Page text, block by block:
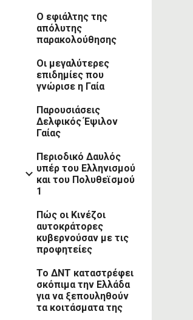
Ο εφιάλτης της
απόλυτης
παρακολούθησης
Οι μεγαλύτερες
επιδημίες που
γνώρισε η Γαία
Παρουσιάσεις
Δελφικός Έψιλον
Γαίας
Περιοδικό Δαυλός
υπέρ του Ελληνισμού
και του Πολυθεϊσμού
1
Πώς οι Κινέζοι
αυτοκράτορες
κυβερνούσαν με τις
προφητείες
Το ΔΝΤ καταστρέφει
σκόπιμα την Ελλάδα
για να ξεπουληθούν
τα κοιτάσματα της